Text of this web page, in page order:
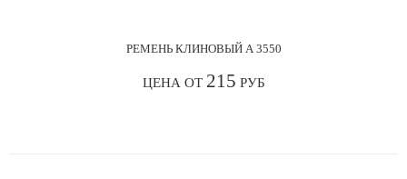
РЕМЕНЬ КЛИНОВЫЙ А 3550
ЦЕНА ОТ 215 РУБ